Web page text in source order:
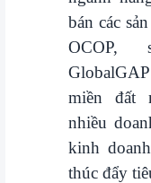
bán các
OCOP,
miền đất
nhiều
kinh
thúc đẩy